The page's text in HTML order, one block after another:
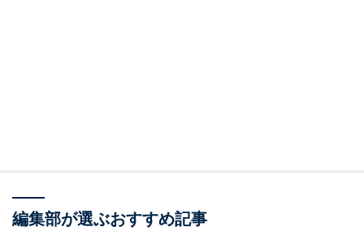
編集部が選ぶおすすめ記事